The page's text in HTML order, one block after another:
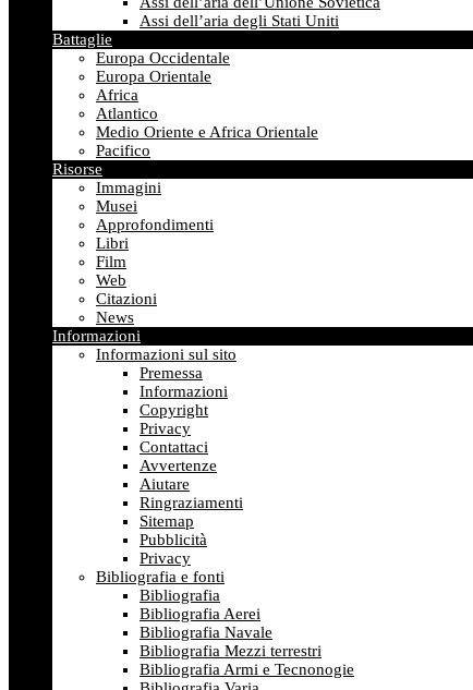
Assi dell’aria degli Stati Uniti
Battaglie
Europa Occidentale
Europa Orientale
Africa
Atlantico
Medio Oriente e Africa Orientale
Pacifico
Risorse
Immagini
Musei
Approfondimenti
Libri
Film
Web
Citazioni
News
Informazioni
Informazioni sul sito
Premessa
Informazioni
Copyright
Privacy
Contattaci
Avvertenze
Aiutare
Ringraziamenti
Sitemap
Pubblicità
Privacy
Bibliografia e fonti
Bibliografia
Bibliografia Aerei
Bibliografia Navale
Bibliografia Mezzi terrestri
Bibliografia Armi e Tecnonogie